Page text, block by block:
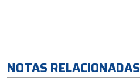
NOTAS RELACIONADAS